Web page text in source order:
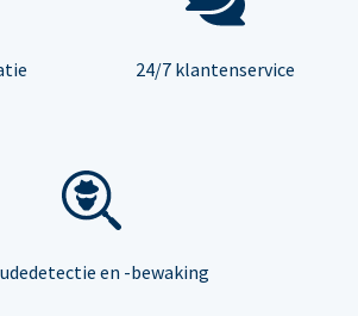
24/7 klantenservice
en -bewaking